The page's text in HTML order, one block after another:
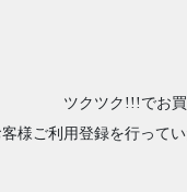
ツクツク!!!でお
客様ご利用登録を行って